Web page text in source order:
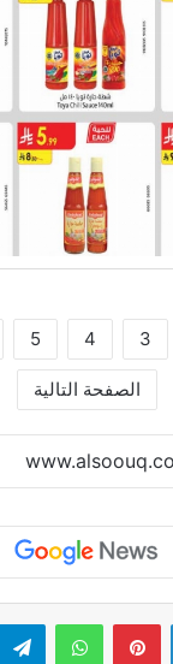
3
4
5
الصفحة التالية
لينكدإن بينتيريستواتساب